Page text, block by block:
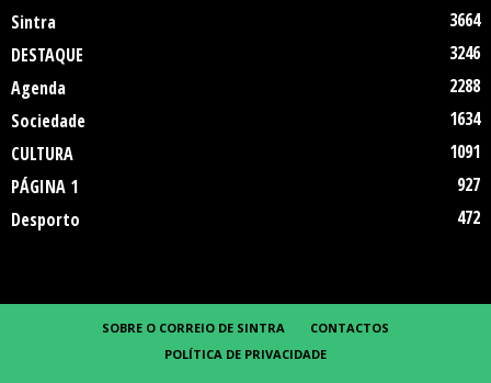
Sintra
3664
DESTAQUE
3246
Agenda
2288
Sociedade
1634
CULTURA
1091
PÁGINA 1
927
Desporto
472
SOBRE O CORREIO DE SINTRA
CONTACTOS
POLÍTICA DE PRIVACIDADE